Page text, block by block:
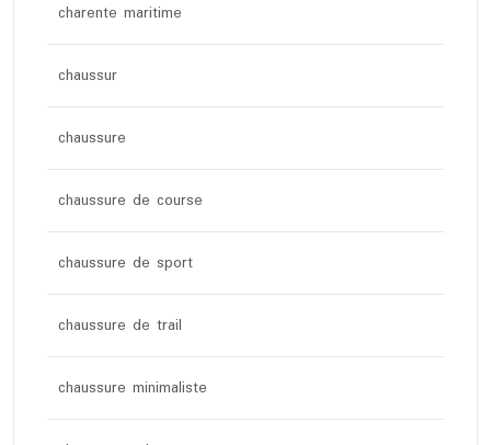
charente maritime
chaussur
chaussure
chaussure de course
chaussure de sport
chaussure de trail
chaussure minimaliste